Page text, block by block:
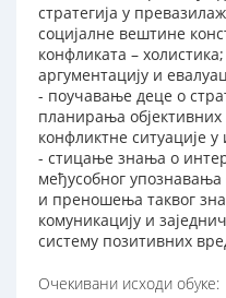
стратегија у
социјалне вештине
конфликата –
аргументацију и
- поучавање деце о
планирања
конфликтне ситуације
- стицање знања о
међусобног
и преношења таквог
комуникацију и
систему позитивних
Очекивани исходи обуке: